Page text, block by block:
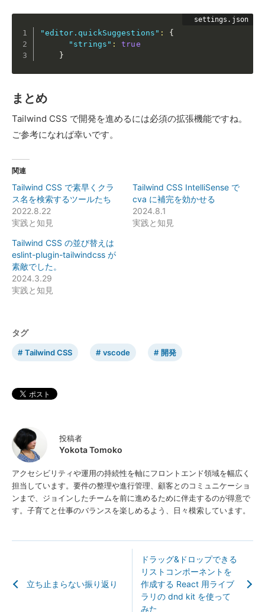
"editor.quickSuggestions" :
{
"strings" :
true
}
まとめ
Tailwind CSS で開発を進めるには必須の拡張機能ですね。
ご参考になれば幸いです。
関連
Tailwind CSS で素早くクラ
ス名を検索するツールたち
2022.8.22
実践と知見
Tailwind CSS IntelliSense で
cva に補完を効かせる
2024.8.1
実践と知見
Tailwind CSS の並び替えは
eslint-plugin-tailwindcss が
素敵でした。
2024.3.29
実践と知見
タグ
Tailwind CSS vscode 開発
投稿者
Yokota Tomoko
アクセシビリティや運用の持続性を軸にフロントエンド領域を幅広く
担当しています。要件の整理や進行管理、顧客とのコミュニケーショ
ンまで、ジョインしたチームを前に進めるために伴走するのが得意で
す。子育てと仕事のバランスを楽しめるよう、日々模索しています。
立ち止まらない振り返り
ドラッグ&ドロップできる
リストコンポーネントを
作成する React 用ライブ
ラリの dnd kit を使って
みた